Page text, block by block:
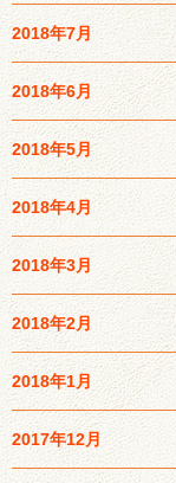
2018年7月
2018年6月
2018年5月
2018年4月
2018年3月
2018年2月
2018年1月
2017年12月